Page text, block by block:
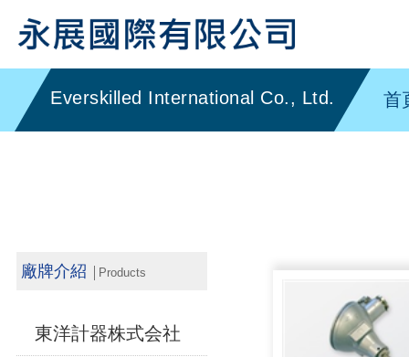
首
廠牌介紹 │Products
東洋計器株式会社